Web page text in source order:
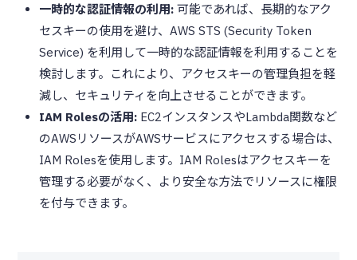
一時的な認証情報の利用:可能であれば、長期的なアク
セスキーの使用を避け、AWS STS (Security Token
Service) を利用して一時的な認証情報を利用することを
検討します。これにより、アクセスキーの管理負担を軽
減し、セキュリティを向上させることができます。
IAM Rolesの活用:EC2インスタンスやLambda関数など
のAWSリソースがAWSサービスにアクセスする場合は、
IAM Rolesを使用します。IAM Rolesはアクセスキーを
管理する必要がなく、より安全な方法でリソースに権限
を付与できます。